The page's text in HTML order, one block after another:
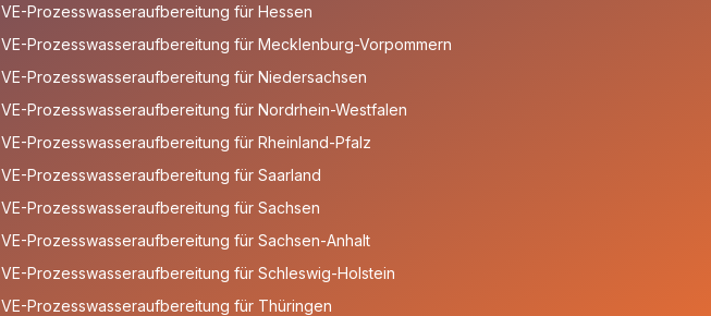
VE-Prozesswasseraufbereitung für Hessen
VE-Prozesswasseraufbereitung für Mecklenburg-Vorpommern
VE-Prozesswasseraufbereitung für Niedersachsen
VE-Prozesswasseraufbereitung für Nordrhein-Westfalen
VE-Prozesswasseraufbereitung für Rheinland-Pfalz
VE-Prozesswasseraufbereitung für Saarland
VE-Prozesswasseraufbereitung für Sachsen
VE-Prozesswasseraufbereitung für Sachsen-Anhalt
VE-Prozesswasseraufbereitung für Schleswig-Holstein
VE-Prozesswasseraufbereitung für Thüringen